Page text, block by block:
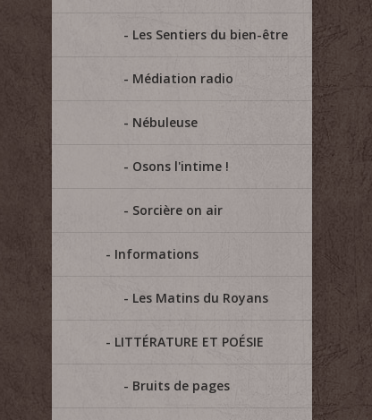
Les Sentiers du bien-être
Médiation radio
Nébuleuse
Osons l'intime !
Sorcière on air
Informations
Les Matins du Royans
LITTÉRATURE ET POÉSIE
Bruits de pages